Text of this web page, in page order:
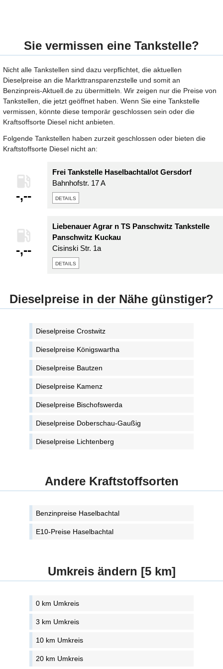
Sie vermissen eine Tankstelle?
Nicht alle Tankstellen sind dazu verpflichtet, die aktuellen
Dieselpreise an die Markttransparenzstelle und somit an
Benzinpreis-Aktuell.de zu übermitteln. Wir zeigen nur die Preise von
Tankstellen, die jetzt geöffnet haben. Wenn Sie eine Tankstelle
vermissen, könnte diese temporär geschlossen sein oder die
Kraftsoffsorte Diesel nicht anbieten.
Folgende Tankstellen haben zurzeit geschlossen oder bieten die
Kraftstoffsorte Diesel nicht an:
-,--
Frei Tankstelle Haselbachtal/ot Gersdorf
Bahnhofstr. 17 A
details
-,--
Liebenauer Agrar n TS Panschwitz Tankstelle
Panschwitz Kuckau
Cisinski Str. 1a
details
Dieselpreise in der Nähe günstiger?
Dieselpreise Crostwitz
Dieselpreise Königswartha
Dieselpreise Bautzen
Dieselpreise Kamenz
Dieselpreise Bischofswerda
Dieselpreise Doberschau-Gaußig
Dieselpreise Lichtenberg
Andere Kraftstoffsorten
Benzinpreise Haselbachtal
E10-Preise Haselbachtal
Umkreis ändern [5 km]
0 km Umkreis
3 km Umkreis
10 km Umkreis
20 km Umkreis